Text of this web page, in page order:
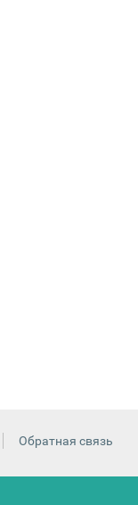
Обратная связь